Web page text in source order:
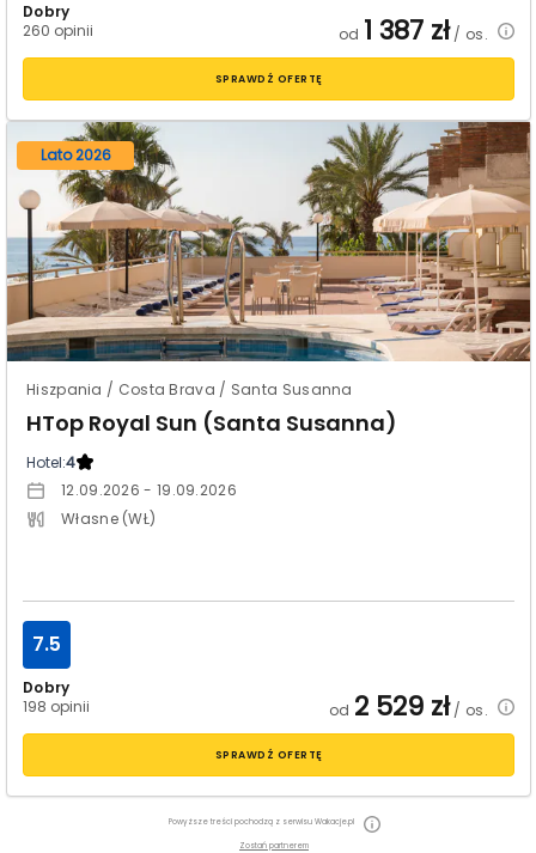
Dobry
260 opinii
od 1 387 zł/ os.
SPRAWDŹ OFERTĘ
Lato 2026
Hiszpania / Costa Brava / Santa Susanna
HTop Royal Sun (Santa Susanna)
Hotel:4
12.09.2026 - 19.09.2026
Własne (WŁ)
Dobry
198 opinii
7.5
od 2 529 zł/ os.
SPRAWDŹ OFERTĘ
Powyższe treści pochodzą z serwisu Wakacje.pl
Zostań partnerem